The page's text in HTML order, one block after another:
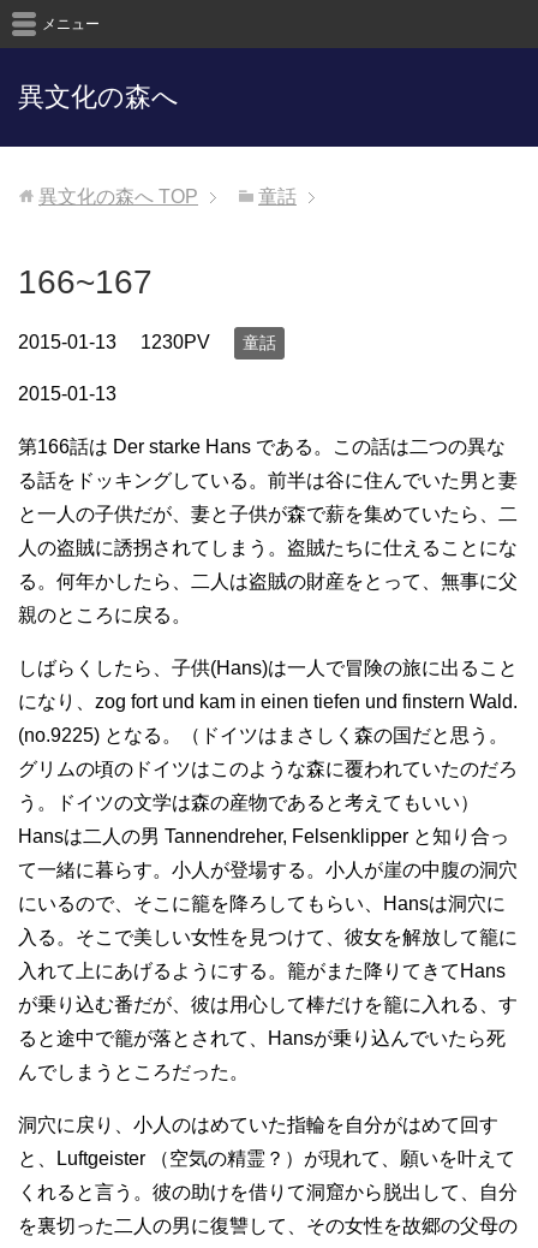
異文化の森へ
メニュー
異文化の森へ TOP 童話
166~167
2015-01-13 1230PV 童話
2015-01-13
第166話は Der starke Hans である。この話は二つの異な
る話をドッキングしている。前半は谷に住んでいた男と妻
と一人の子供だが、妻と子供が森で薪を集めていたら、二
人の盗賊に誘拐されてしまう。盗賊たちに仕えることにな
る。何年かしたら、二人は盗賊の財産をとって、無事に父
親のところに戻る。
しばらくしたら、子供(Hans)は一人で冒険の旅に出ること
になり、zog fort und kam in einen tiefen und finstern Wald.
(no.9225) となる。（ドイツはまさしく森の国だと思う。
グリムの頃のドイツはこのような森に覆われていたのだろ
う。ドイツの文学は森の産物であると考えてもいい）
Hansは二人の男 Tannendreher, Felsenklipper と知り合っ
て一緒に暮らす。小人が登場する。小人が崖の中腹の洞穴
にいるので、そこに籠を降ろしてもらい、Hansは洞穴に
入る。そこで美しい女性を見つけて、彼女を解放して籠に
入れて上にあげるようにする。籠がまた降りてきてHans
が乗り込む番だが、彼は用心して棒だけを籠に入れる、す
ると途中で籠が落とされて、Hansが乗り込んでいたら死
んでしまうところだった。
洞穴に戻り、小人のはめていた指輪を自分がはめて回す
と、Luftgeister （空気の精霊？）が現れて、願いを叶えて
くれると言う。彼の助けを借りて洞窟から脱出して、自分
を裏切った二人の男に復讐して、その女性を故郷の父母の